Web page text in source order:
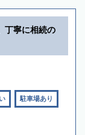
丁寧に相続の
駐車場あり